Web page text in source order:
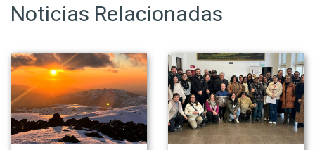
Noticias Relacionadas